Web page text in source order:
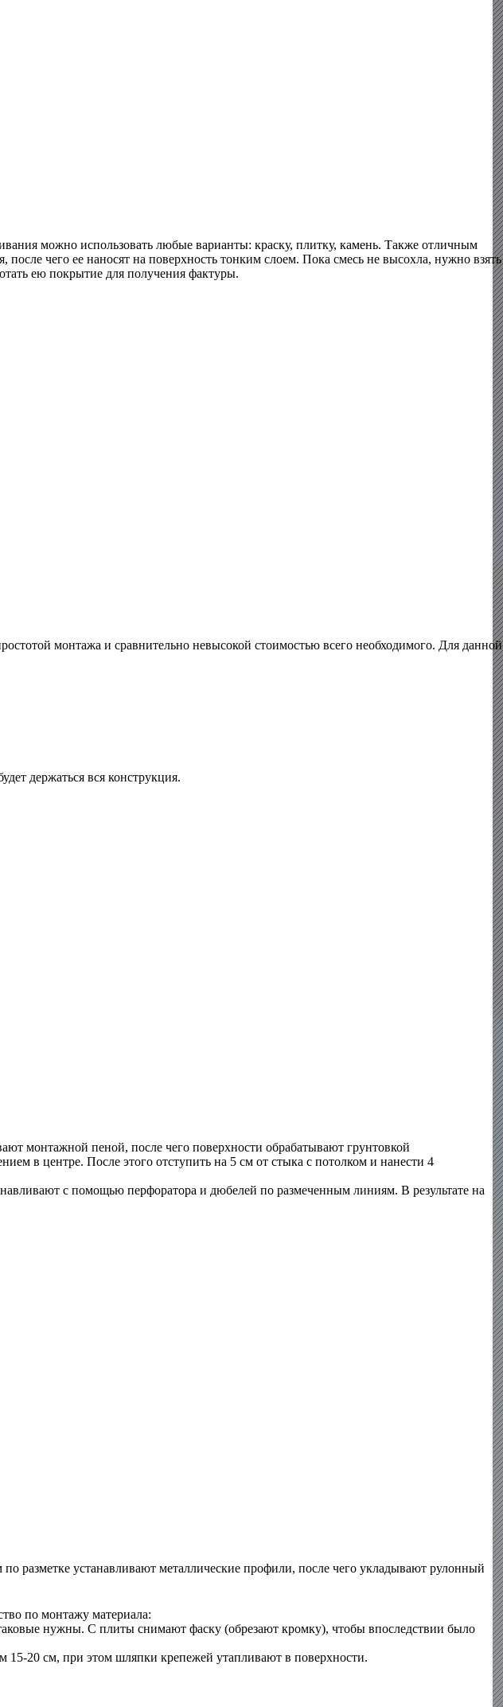
можно использовать любые варианты: краску, плитку, камень. Также отличным
чего ее наносят на поверхность тонким слоем. Пока смесь не высохла, нужно взять
ею покрытие для получения фактуры.
монтажа и сравнительно невысокой стоимостью всего необходимого. Для данной
держаться вся конструкция.
монтажной пеной, после чего поверхности обрабатывают грунтовкой
в центре. После этого отступить на 5 см от стыка с потолком и нанести 4
с помощью перфоратора и дюбелей по размеченным линиям. В результате на
разметке устанавливают металлические профили, после чего укладывают рулонный
по монтажу материала:
нужны. С плиты снимают фаску (обрезают кромку), чтобы впоследствии было
15-20 см, при этом шляпки крепежей утапливают в поверхности.